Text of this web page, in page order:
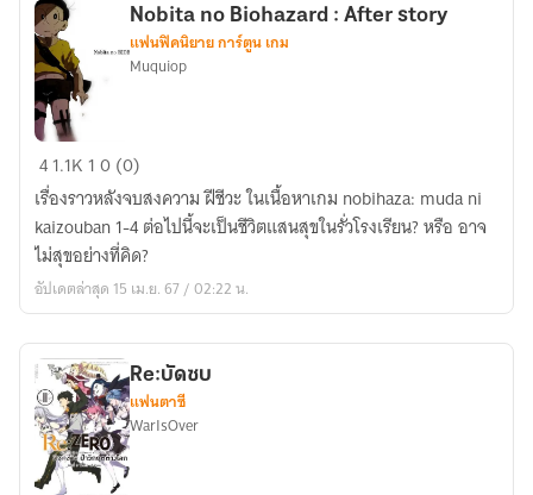
Nobita
no
Biohazard
:
After
story
Nobita no Biohazard : After story
แฟนฟิคนิยาย การ์ตูน เกม
Muquiop
41.1K 10 (0)
เรื่องราวหลังจบสงความ ฝีชีวะ ในเนื้อหาเกม nobihaza: muda ni
kaizouban 1-4 ต่อไปนี้จะเป็นชีวิตแสนสุขในรั่วโรงเรียน? หรือ อาจ
ไม่สุขอย่างที่คิด?
อัปเดตล่าสุด 15 เม.ย. 67 / 02:22 น.
Re:บัดซบ
แฟนตาซี
WarIsOver